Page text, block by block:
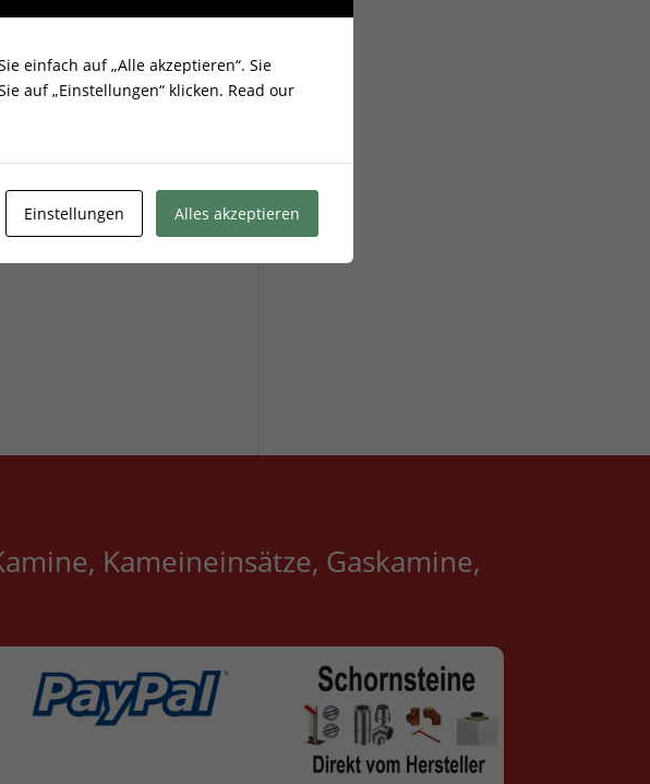
Kameineinsätze, Gaskamine,
einfach auf „Alle akzeptieren“. Sie
auf „Einstellungen“ klicken. Read our
Einstellungen Alles akzeptieren